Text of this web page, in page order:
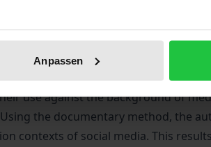
Anpassen
use of smartphones for
use against the background of
the documentary method, the
contexts of social media. This